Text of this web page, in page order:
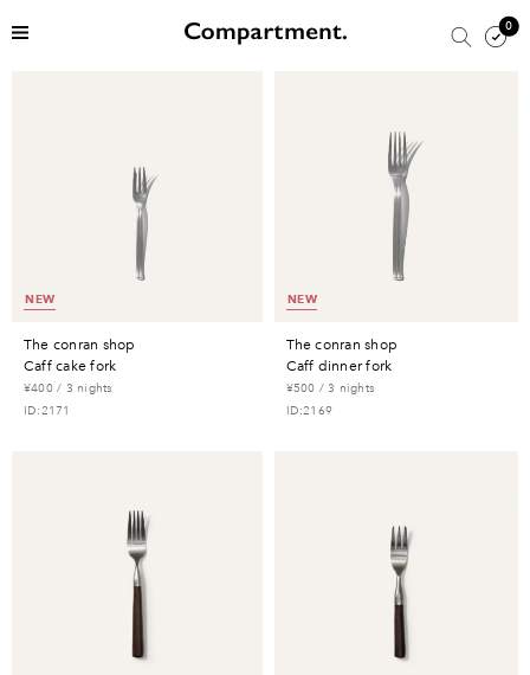
0
NEW
the conran shop
caff cake fork
¥400 / 3 nights
ID:2171
NEW
the conran shop
caff dinner fork
¥500 / 3 nights
ID:2169